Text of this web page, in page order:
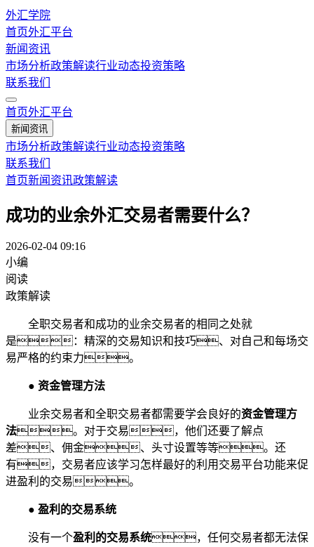
外汇学院
首页外汇平台
新闻资讯
市场分析政策解读行业动态投资策略
联系我们
首页外汇平台
新闻资讯
市场分析政策解读行业动态投资策略
联系我们
首页新闻资讯政策解读
成功的业余外汇交易者需要什么？
2026-02-04 09:16
小编
阅读
政策解读
全职交易者和成功的业余交易者的相同之处就
是：精深的交易知识和技巧、对自己和每场交
易严格的约束力。
● 资金管理方法
业余交易者和全职交易者都需要学会良好的资金管理方
法。对于交易，他们还要了解点
差、佣金、头寸设置等等。还
有，交易者应该学习怎样最好的利用交易平台功能来促
进盈利的交易。
● 盈利的交易系统
没有一个盈利的交易系统，任何交易者都无法保